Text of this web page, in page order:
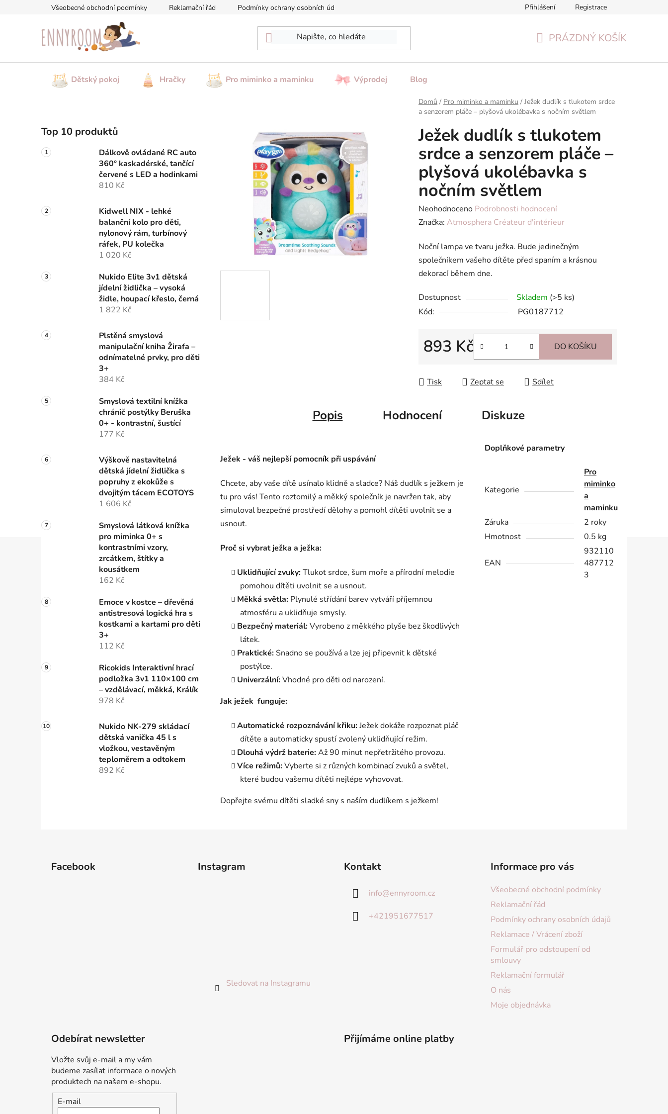
Všeobecné obchodní podmínky Reklamační řád Podmínky ochrany osobních údajů Formulář pro odstoupení od smlouvy Reklamační formulář
Přihlášení Registrace
PRÁZDNÝ KOŠÍK
Dětský pokoj Hračky Pro miminko a maminku Výprodej Blog
Domů / Pro miminko a maminku / Ježek dudlík s tlukotem srdce
a senzorem pláče – plyšová ukolébavka s nočním světlem
o
s
t
n
e
Top 10 produktů
Dálkově ovládané RC auto
360° kaskadérské, tančící
červené s LED a hodinkami
810 Kč
Kidwell NIX - lehké
balanční kolo pro děti,
nylonový rám, turbínový
ráfek, PU kolečka
1 020 Kč
Nukido Elite 3v1 dětská
jídelní židlička – vysoká
židle, houpací křeslo, černá
1 822 Kč
Plstěná smyslová
manipulační kniha Žirafa –
odnímatelné prvky, pro děti
3+
384 Kč
Smyslová textilní knížka
chránič postýlky Beruška
0+ - kontrastní, šustící
177 Kč
Výškově nastavitelná
dětská jídelní židlička s
popruhy z ekokůže s
dvojitým tácem ECOTOYS
1 606 Kč
Smyslová látková knížka
pro miminka 0+ s
kontrastními vzory,
zrcátkem, štítky a
kousátkem
162 Kč
Emoce v kostce – dřevěná
antistresová logická hra s
kostkami a kartami pro děti
3+
112 Kč
Ricokids Interaktivní hrací
podložka 3v1 110×100 cm
– vzdělávací, měkká, Králík
978 Kč
Nukido NK-279 skládací
dětská vanička 45 l s
vložkou, vestavěným
teploměrem a odtokem
892 Kč
Ježek dudlík s tlukotem
srdce a senzorem pláče –
plyšová ukolébavka s
nočním světlem
Průměrné
hodnocení
je
0,0
z
hvězdiček.
Neohodnoceno Podrobnosti hodnocení
Značka: Atmosphera Créateur d'intérieur
Noční lampa ve tvaru ježka. Bude jedinečným
společníkem vašeho dítěte před spaním a krásnou
dekorací během dne.
Dostupnost Skladem (>5 ks)
Kód:
PG0187712
893 Kč DO KOŠÍKU
Tisk Zeptat se Sdílet
Popis Hodnocení Diskuze
Ježek - váš nejlepší pomocník při uspávání
Chcete, aby vaše dítě usínalo klidně a sladce? Náš dudlík s ježkem je
tu pro vás! Tento roztomilý a měkký společník je navržen tak, aby
simuloval bezpečné prostředí dělohy a pomohl dítěti uvolnit se a
usnout.
Proč si vybrat ježka a ježka:
Uklidňující zvuky:Tlukot srdce, šum moře a přírodní melodie
pomohou dítěti uvolnit se a usnout.
Měkká světla: Plynulé střídání barev vytváří příjemnou
atmosféru a uklidňuje smysly.
Bezpečný materiál:Vyrobeno z měkkého plyše bez škodlivých
látek.
Praktické:Snadno se používá a lze jej připevnit k dětské
postýlce.
Univerzální:Vhodné pro děti od narození.
Jak ježek funguje:
Automatické rozpoznávání křiku:Ježek dokáže rozpoznat pláč
dítěte a automaticky spustí zvolený uklidňující režim.
Dlouhá výdrž baterie:Až 90 minut nepřetržitého provozu.
Více režimů:Vyberte si z různých kombinací zvuků a světel,
které budou vašemu dítěti nejlépe vyhovovat.
Dopřejte svému dítěti sladké sny s naším dudlíkem s ježkem!
Doplňkové parametry
Kategorie
Pro
miminko
a
maminku
Záruka
2 roky
Hmotnost
0.5 kg
EAN
932110
487712
3
Facebook Instagram
Sledovat na Instagramu
Kontakt
info@ennyroom.cz
+421951677517
Informace pro vás
Všeobecné obchodní podmínky
Reklamační řád
Podmínky ochrany osobních údajů
Reklamace / Vrácení zboží
Formulář pro odstoupení od
smlouvy
Reklamační formulář
O nás
Moje objednávka
Odebírat newsletter
Vložte svůj e-mail a my vám
budeme zasílat informace o nových
produktech na našem e-shopu.
E-mail
Přijímáme online platby